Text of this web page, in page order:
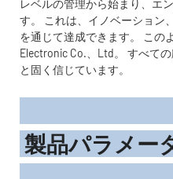
レベルの管理から始まり、エ
す。 これは、イノベーション
を通じて達成できます。 この
Electronic Co.、Ltd。 すべて
と固く信じています。
製品パラメー